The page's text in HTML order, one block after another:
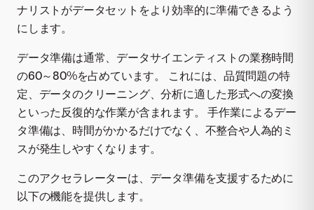
ナリストがデータセットをより効率的に準備できるよう
にします。
データ準備は通常、データサイエンティストの業務時間
の60～80%を占めています。 これには、品質問題の特
定、データのクリーニング、分析に適した形式への変換
といった反復的な作業が含まれます。 手作業によるデー
タ準備は、時間がかかるだけでなく、不整合や人為的ミ
スが発生しやすくなります。
このアクセラレーターは、データ準備を支援するために
以下の機能を提供します。